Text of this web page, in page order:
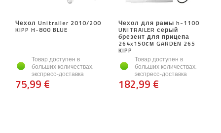
Чехол Unitrailer 2010/200
KIPP H-800 BLUE
Товар доступен в
больших количествах,
экспресс-доставка
75,99 €
Чехол для рамы h-1100
UNITRAILER серый
брезент для прицепа
264x150см GARDEN 265
KIPP
Товар доступен в
больших количествах,
экспресс-доставка
182,99 €